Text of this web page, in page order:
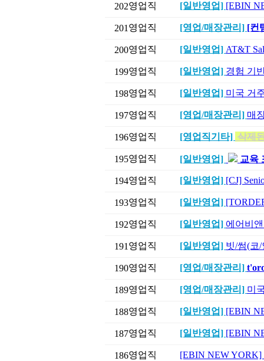
202영업직 [일반영업] [EBIN
201 영업직 [영업/매장관리] [컨
200영업직 [일반영업] AT&T
199영업직 [일반영업] 경험 기
198영업직 [일반영업] 미국 거
197영업직 [영업/매장관리] 매
196영업직 [영업직기타] 삭제
195영업직 [일반영업] 교육
194영업직 [일반영업] [CJ]
193영업직 [일반영업]
192영업직 [일반영업] 에어비
191 영업직 [일반영업] 빗/썸(코
190영업직 [영업/매장관리]
189영업직 [영업/매장관리] 미
188영업직 [일반영업] [EBIN
187영업직 [일반영업] [EBIN
186영업직 [EBIN NEW